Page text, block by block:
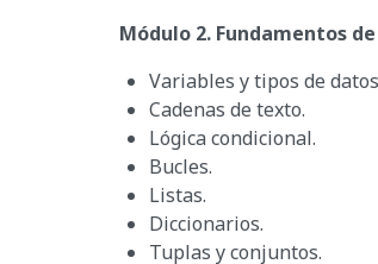
Módulo 2. Fundamentos
Variables y tipos de
Cadenas de texto.
Lógica condicional.
Bucles.
Listas.
Diccionarios.
Tuplas y conjuntos.